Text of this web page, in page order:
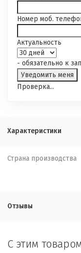
Номер моб.
Актуальность
- обязательно к
Проверка...
Характеристики
Страна производства
Отзывы
C этим